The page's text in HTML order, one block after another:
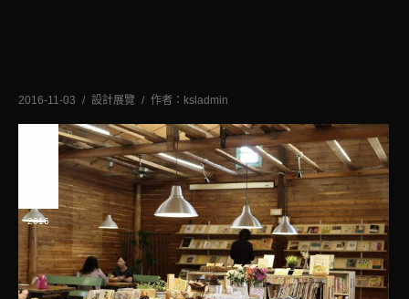
2016-11-03 設計展覽 作者： ksladmin
2016